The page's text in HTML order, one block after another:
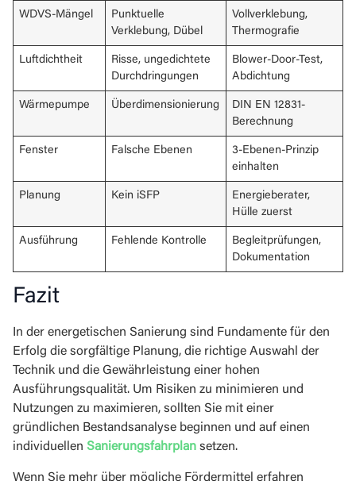
WDVS-Mängel
Punktuelle
Verklebung, Dübel
Vollverklebung,
Thermografie
Luftdichtheit
Risse, ungedichtete
Durchdringungen
Blower-Door-Test,
Abdichtung
Wärmepumpe Überdimensionierung
DIN EN 12831-
Berechnung
Fenster Falsche Ebenen
3-Ebenen-Prinzip
einhalten
Planung Kein iSFP
Energieberater,
Hülle zuerst
Ausführung Fehlende Kontrolle
Begleitprüfungen,
Dokumentation
Fazit
In der energetischen Sanierung sind Fundamente für den
Erfolg die sorgfältige Planung, die richtige Auswahl der
Technik und die Gewährleistung einer hohen
Ausführungsqualität. Um Risiken zu minimieren und
Nutzungen zu maximieren, sollten Sie mit einer
gründlichen Bestandsanalyse beginnen und auf einen
individuellen Sanierungsfahrplan setzen.
Wenn Sie mehr über mögliche Fördermittel erfahren